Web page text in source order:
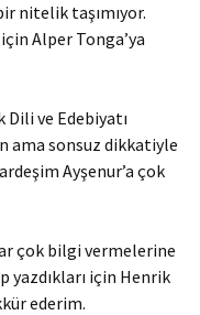
nitelik taşımıyor.
Alper Tonga’ya
Dili ve Edebiyatı
ama sonsuz dikkatiyle
Ayşenur’a çok
çok bilgi vermelerine
yazdıkları için Henrik
ederim.